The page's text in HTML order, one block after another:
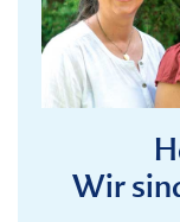
Wir